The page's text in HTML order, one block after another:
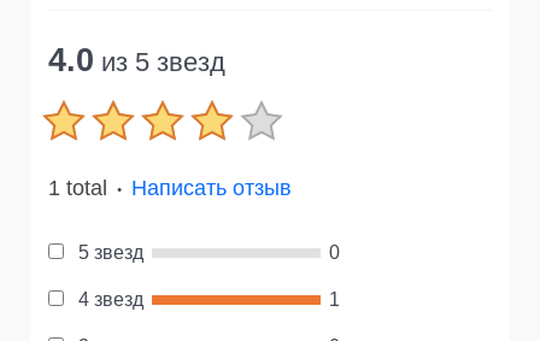
4.0 из 5 звезд
1 total ● Написать отзыв
5 звезд 0
4 звезд 1